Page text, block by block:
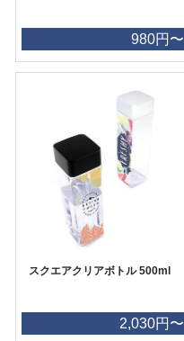
980円〜
スクエアクリアボトル 500ml
2,030円〜